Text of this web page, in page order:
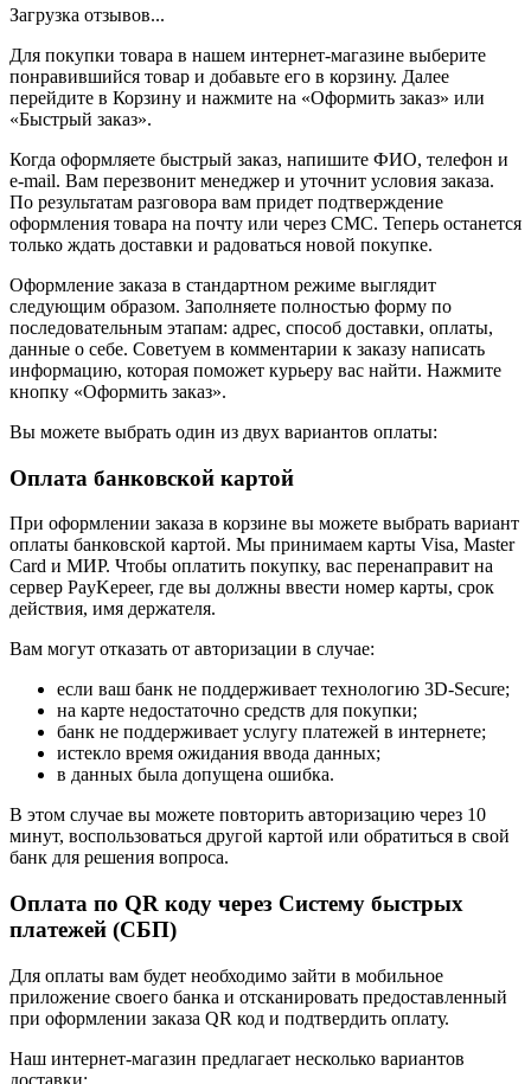
Загрузка отзывов...
Для покупки товара в нашем интернет-магазине выберите
понравившийся товар и добавьте его в корзину. Далее
перейдите в Корзину и нажмите на «Оформить заказ» или
«Быстрый заказ».
Когда оформляете быстрый заказ, напишите ФИО, телефон и
e-mail. Вам перезвонит менеджер и уточнит условия заказа.
По результатам разговора вам придет подтверждение
оформления товара на почту или через СМС. Теперь останется
только ждать доставки и радоваться новой покупке.
Оформление заказа в стандартном режиме выглядит
следующим образом. Заполняете полностью форму по
последовательным этапам: адрес, способ доставки, оплаты,
данные о себе. Советуем в комментарии к заказу написать
информацию, которая поможет курьеру вас найти. Нажмите
кнопку «Оформить заказ».
Вы можете выбрать один из двух вариантов оплаты:
Оплата банковской картой
При оформлении заказа в корзине вы можете выбрать вариант
оплаты банковской картой. Мы принимаем карты Visa, Master
Card и МИР. Чтобы оплатить покупку, вас перенаправит на
сервер PayKepeer, где вы должны ввести номер карты, срок
действия, имя держателя.
Вам могут отказать от авторизации в случае:
если ваш банк не поддерживает технологию 3D-Secure;
на карте недостаточно средств для покупки;
банк не поддерживает услугу платежей в интернете;
истекло время ожидания ввода данных;
в данных была допущена ошибка.
В этом случае вы можете повторить авторизацию через 10
минут, воспользоваться другой картой или обратиться в свой
банк для решения вопроса.
Оплата по QR коду через Систему быстрых
платежей (СБП)
Для оплаты вам будет необходимо зайти в мобильное
приложение своего банка и отсканировать предоставленный
при оформлении заказа QR код и подтвердить оплату.
Наш интернет-магазин предлагает несколько вариантов
доставки: